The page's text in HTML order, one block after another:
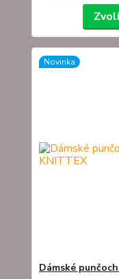
Novinka
Dámské